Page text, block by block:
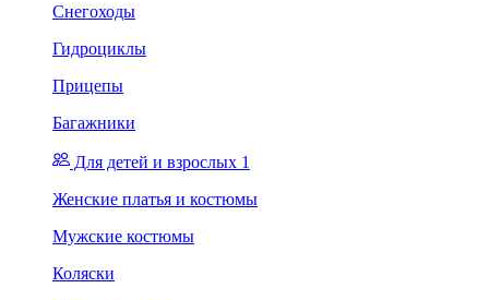
Снегоходы
Гидроциклы
Прицепы
Багажники
Для детей и взрослых 1
Женские платья и костюмы
Мужские костюмы
Коляски